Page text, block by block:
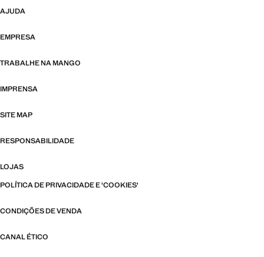
AJUDA
EMPRESA
TRABALHE NA MANGO
IMPRENSA
SITE MAP
RESPONSABILIDADE
LOJAS
POLÍTICA DE PRIVACIDADE E 'COOKIES'
CONDIÇÕES DE VENDA
CANAL ÉTICO